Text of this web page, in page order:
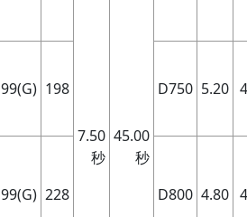
7.50
秒
45.00
秒
99(G) 198 D750 5.20
99(G) 228 D800 4.80